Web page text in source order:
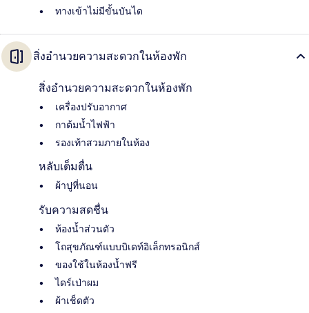
ทางเข้าไม่มีขั้นบันได
สิ่งอำนวยความสะดวกในห้องพัก
สิ่งอำนวยความสะดวกในห้องพัก
เครื่องปรับอากาศ
กาต้มน้ำไฟฟ้า
รองเท้าสวมภายในห้อง
หลับเต็มตื่น
ผ้าปูที่นอน
รับความสดชื่น
ห้องน้ำส่วนตัว
โถสุขภัณฑ์แบบบิเดท์อิเล็กทรอนิกส์
ของใช้ในห้องน้ำฟรี
ไดร์เป่าผม
ผ้าเช็ดตัว